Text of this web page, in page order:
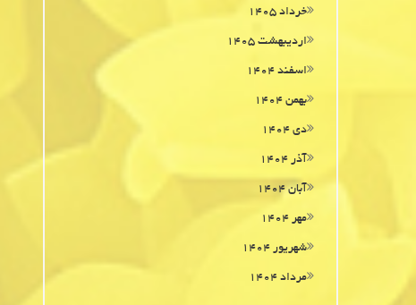
خرداد ۱۴۰۵
اردیبهشت ۱۴۰۵
اسفند ۱۴۰۴
بهمن ۱۴۰۴
دی ۱۴۰۴
آذر ۱۴۰۴
آبان ۱۴۰۴
مهر ۱۴۰۴
شهریور ۱۴۰۴
مرداد ۱۴۰۴